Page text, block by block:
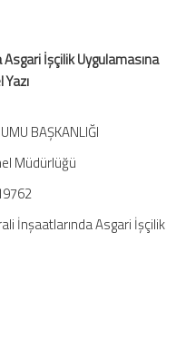
Asgari İşçilik Uygulamasına
BAŞKANLIĞI
Müdürlüğü
İnşaatlarında Asgari İşçilik